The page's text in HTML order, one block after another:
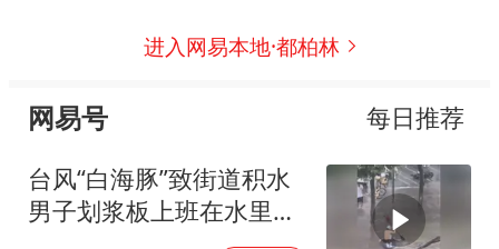
进入网易本地·都柏林
网易号
每日推荐
台风“白海豚”致街道积水
男子划浆板上班在水里原